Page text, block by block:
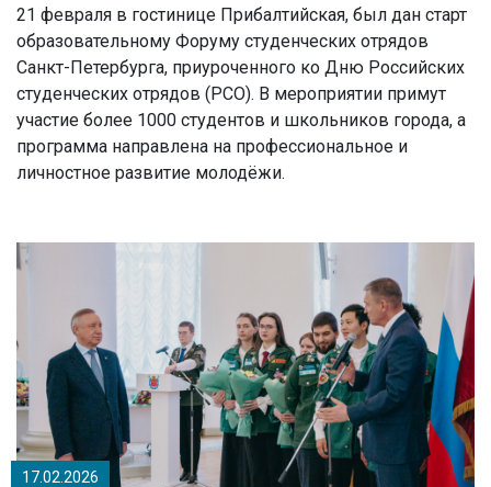
21 февраля в гостинице Прибалтийская, был дан старт
образовательному Форуму студенческих отрядов
Санкт-Петербурга, приуроченного ко Дню Российских
студенческих отрядов (РСО). В мероприятии примут
участие более 1000 студентов и школьников города, а
программа направлена на профессиональное и
личностное развитие молодёжи.
17.02.2026